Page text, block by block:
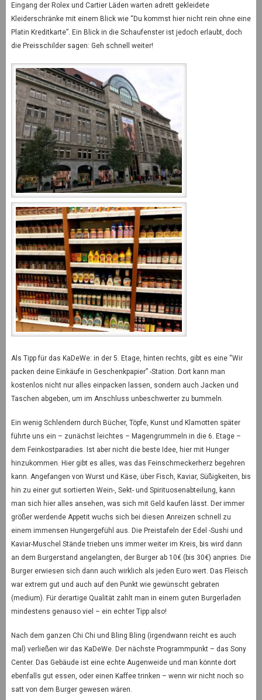
Eingang der Rolex und Cartier Läden warten adrett gekleidete
Kleiderschränke mit einem Blick wie “Du kommst hier nicht rein ohne eine
Platin Kreditkarte”. Ein Blick in die Schaufenster ist jedoch erlaubt, doch
die Preisschilder sagen: Geh schnell weiter!
Als Tipp für das KaDeWe: in der 5. Etage, hinten rechts, gibt es eine “Wir
packen deine Einkäufe in Geschenkpapier” -Station. Dort kann man
kostenlos nicht nur alles einpacken lassen, sondern auch Jacken und
Taschen abgeben, um im Anschluss unbeschwerter zu bummeln.
Ein wenig Schlendern durch Bücher, Töpfe, Kunst und Klamotten später
führte uns ein – zunächst leichtes – Magengrummeln in die 6. Etage –
dem Feinkostparadies. Ist aber nicht die beste Idee, hier mit Hunger
hinzukommen. Hier gibt es alles, was das Feinschmeckerherz begehren
kann. Angefangen von Wurst und Käse, über Fisch, Kaviar, Süßigkeiten, bis
hin zu einer gut sortierten Wein-, Sekt- und Spirituosenabteilung, kann
man sich hier alles ansehen, was sich mit Geld kaufen lässt. Der immer
größer werdende Appetit wuchs sich bei diesen Anreizen schnell zu
einem immensen Hungergefühl aus. Die Preistafeln der Edel -Sushi und
Kaviar-Muschel Stände trieben uns immer weiter im Kreis, bis wird dann
an dem Burgerstand angelangten, der Burger ab 10€ (bis 30€) anpries. Die
Burger erwiesen sich dann auch wirklich als jeden Euro wert. Das Fleisch
war extrem gut und auch auf den Punkt wie gewünscht gebraten
(medium). Für derartige Qualität zahlt man in einem guten Burgerladen
mindestens genauso viel – ein echter Tipp also!
Nach dem ganzen Chi Chi und Bling Bling (irgendwann reicht es auch
mal) verließen wir das KaDeWe. Der nächste Programmpunkt – das Sony
Center. Das Gebäude ist eine echte Augenweide und man könnte dort
ebenfalls gut essen, oder einen Kaffee trinken – wenn wir nicht noch so
satt von dem Burger gewesen wären.